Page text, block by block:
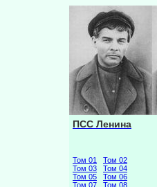
ПСС Ленина
Том 01
Том 02
Том 03
Том 04
Том 05
Том 06
Том 07
Том 08